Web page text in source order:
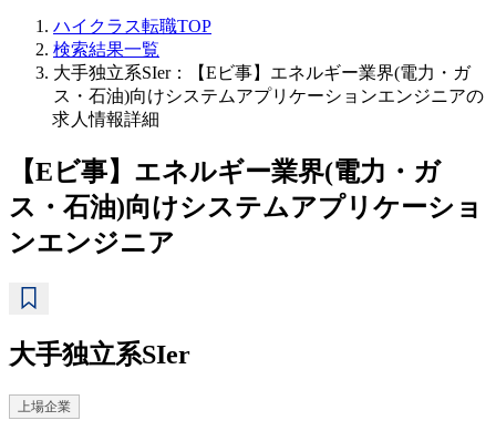
ハイクラス転職TOP
検索結果一覧
大手独立系SIer：【Eビ事】エネルギー業界(電力・ガ
ス・石油)向けシステムアプリケーションエンジニアの
求人情報詳細
【Eビ事】エネルギー業界(電力・ガ
ス・石油)向けシステムアプリケーショ
ンエンジニア
大手独立系SIer
上場企業